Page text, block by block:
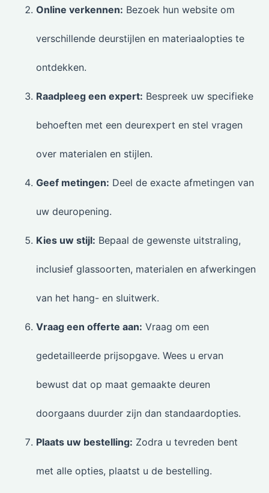
Online verkennen: Bezoek hun website om
verschillende deurstijlen en materiaalopties te
ontdekken.
Raadpleeg een expert: Bespreek uw specifieke
behoeften met een deurexpert en stel vragen
over materialen en stijlen.
Geef metingen: Deel de exacte afmetingen van
uw deuropening.
Kies uw stijl: Bepaal de gewenste uitstraling,
inclusief glassoorten, materialen en afwerkingen
van het hang- en sluitwerk.
Vraag een offerte aan: Vraag om een
gedetailleerde prijsopgave. Wees u ervan
bewust dat op maat gemaakte deuren
doorgaans duurder zijn dan standaardopties.
Plaats uw bestelling: Zodra u tevreden bent
met alle opties, plaatst u de bestelling.